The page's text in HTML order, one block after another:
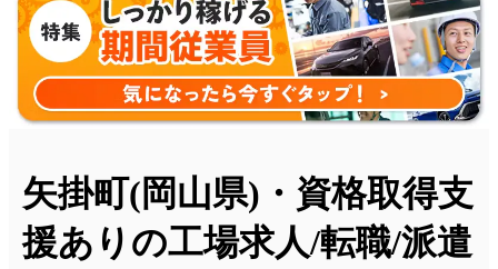
矢掛町(岡山県)・資格取得支
援ありの工場求人/転職/派遣